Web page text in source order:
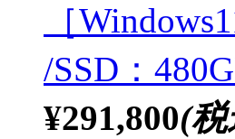
［
/SSD：
¥291,800(税